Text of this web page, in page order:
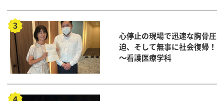
心停止の現場で迅速な胸骨圧
迫、そして無事に社会復帰！
～看護医療学科